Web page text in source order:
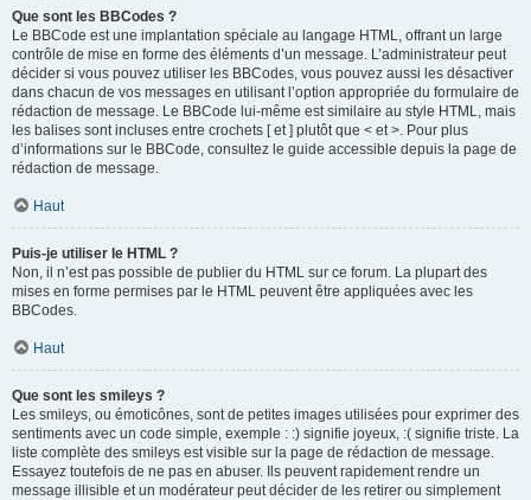
Que sont les BBCodes ?
Le BBCode est une implantation spéciale au langage HTML, offrant un large
contrôle de mise en forme des éléments d’un message. L’administrateur peut
décider si vous pouvez utiliser les BBCodes, vous pouvez aussi les désactiver
dans chacun de vos messages en utilisant l’option appropriée du formulaire de
rédaction de message. Le BBCode lui-même est similaire au style HTML, mais
les balises sont incluses entre crochets [ et ] plutôt que < et >. Pour plus
d’informations sur le BBCode, consultez le guide accessible depuis la page de
rédaction de message.
Haut
Puis-je utiliser le HTML ?
Non, il n’est pas possible de publier du HTML sur ce forum. La plupart des
mises en forme permises par le HTML peuvent être appliquées avec les
BBCodes.
Haut
Que sont les smileys ?
Les smileys, ou émoticônes, sont de petites images utilisées pour exprimer des
sentiments avec un code simple, exemple : :) signifie joyeux, :( signifie triste. La
liste complète des smileys est visible sur la page de rédaction de message.
Essayez toutefois de ne pas en abuser. Ils peuvent rapidement rendre un
message illisible et un modérateur peut décider de les retirer ou simplement